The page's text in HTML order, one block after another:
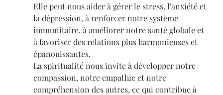
Elle peut nous aider à gérer le stress, l'anxiété et
la dépression, à renforcer notre système
immunitaire, à améliorer notre santé globale et
à favoriser des relations plus harmonieuses et
épanouissantes.
La spiritualité nous invite à développer notre
compassion, notre empathie et notre
compréhension des autres, ce qui contribue à